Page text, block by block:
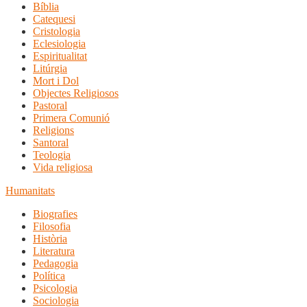
Bíblia
Catequesi
Cristologia
Eclesiologia
Espiritualitat
Litúrgia
Mort i Dol
Objectes Religiosos
Pastoral
Primera Comunió
Religions
Santoral
Teologia
Vida religiosa
Humanitats
Biografies
Filosofia
Història
Literatura
Pedagogia
Política
Psicologia
Sociologia